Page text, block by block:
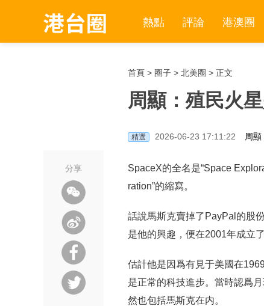
熱點 評論 港澳圈
首頁 > 圈子 > 北美圈 > 正文
周顯：殖民火
精選 2026-06-23 17:11:22 周顯
分享
SpaceX的全名是“Space
ration”的縮寫。
話說馬斯克賣掉了PayPal的股
是他的興趣，便在2001年成立
估計他是因爲有見于美國在
是正常的科技進步。當時認爲
然也包括馬斯克在内。